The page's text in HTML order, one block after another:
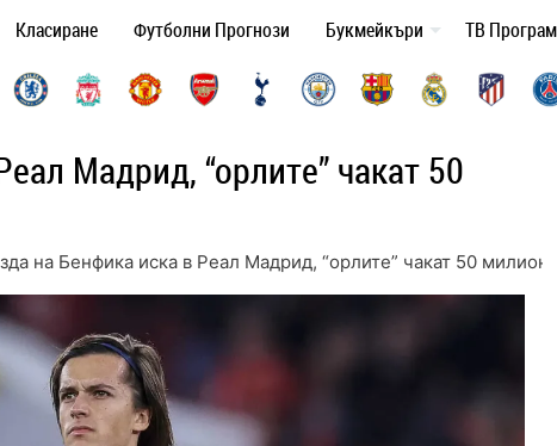
Класиране Футболни Прогнози Букмейкъри ТВ
Мадрид, “орлите” чакат 50
на Бенфика иска в Реал Мадрид, “орлите” чакат 50 милиона